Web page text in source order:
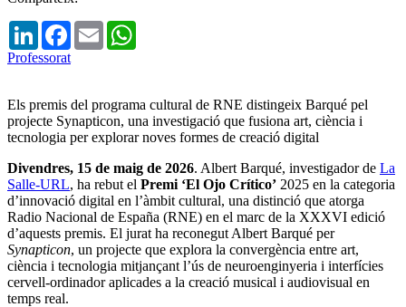
LinkedInFacebook
Email
Professorat
Els premis del programa cultural de RNE distingeix Barqué pel
projecte Synapticon, una investigació que fusiona art, ciència i
tecnologia per explorar noves formes de creació digital
Divendres, 15 de maig de 2026. Albert Barqué, investigador de La
Salle-URL, ha rebut el Premi ‘El Ojo Crítico’ 2025 en la categoria
d’innovació digital en l’àmbit cultural, una distinció que atorga
Radio Nacional de España (RNE) en el marc de la XXXVI edició
d’aquests premis. El jurat ha reconegut Albert Barqué per
Synapticon, un projecte que explora la convergència entre art,
ciència i tecnologia mitjançant l’ús de neuroenginyeria i interfícies
cervell-ordinador aplicades a la creació musical i audiovisual en
temps real.